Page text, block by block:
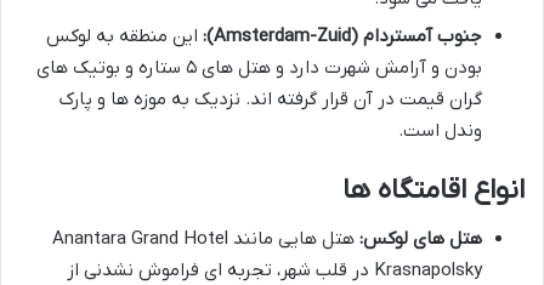
جنوب آمستردام (Amsterdam-Zuid):
این منطقه به لوکس
بودن و آرامش شهرت دارد و هتل های ۵ ستاره و بوتیک های
گران قیمت در آن قرار گرفته اند. نزدیک به موزه ها و پارک
وندل است.
انواع اقامتگاه ها
هتل های لوکس:
هتل هایی مانند Anantara Grand Hotel
Krasnapolsky در قلب شهر، تجربه ای فراموش نشدنی از